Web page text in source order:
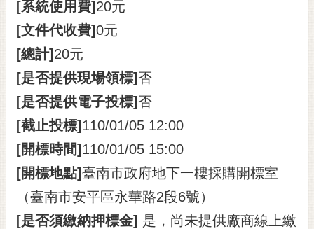
[系統使用費] 20元
[文件代收費]0元
[總計] 20元
[是否提供現場領標]否
[是否提供電子投標]否
[截止投標] 110/01/05 12:00
[開標時間] 110/01/05 15:00
[開標地點]臺南市政府地下一樓採購開標室
（臺南市安平區永華路2段6號）
[是否須繳納押標金] 是，尚未提供廠商線上繳